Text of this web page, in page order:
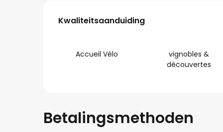
Dienstverlening
Kwaliteitsaanduiding
Kwaliteitsaanduiding
Accueil Vélo
vignobles &
découvertes
Betalingsmethoden